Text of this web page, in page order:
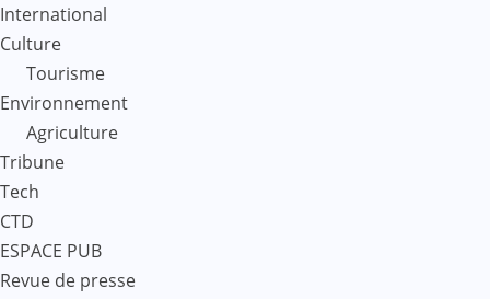
International
Culture
Tourisme
Environnement
Agriculture
Tribune
Tech
CTD
ESPACE PUB
Revue de presse